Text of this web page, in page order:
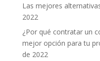
Las mejores
2022
¿Por qué contratar un
mejor opción para tu
de 2022